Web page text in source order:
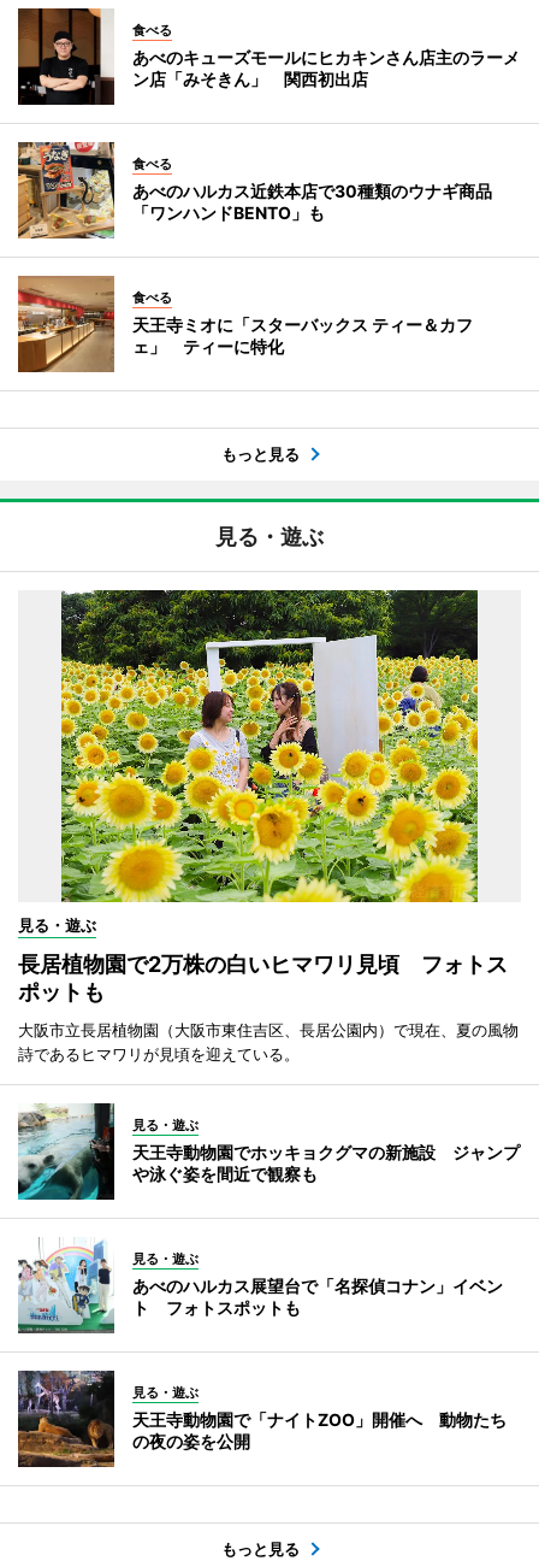
食べる
あべのキューズモールにヒカキンさん店主のラーメ
ン店「みそきん」 関西初出店
食べる
あべのハルカス近鉄本店で30種類のウナギ商品
「ワンハンドBENTO」も
食べる
天王寺ミオに「スターバックス ティー＆カフ
ェ」 ティーに特化
もっと見る
見る・遊ぶ
見る・遊ぶ
長居植物園で2万株の白いヒマワリ見頃 フォトス
ポットも
大阪市立長居植物園（大阪市東住吉区、長居公園内）で現在、夏の風物
詩であるヒマワリが見頃を迎えている。
見る・遊ぶ
天王寺動物園でホッキョクグマの新施設 ジャンプ
や泳ぐ姿を間近で観察も
見る・遊ぶ
あべのハルカス展望台で「名探偵コナン」イベン
ト フォトスポットも
見る・遊ぶ
天王寺動物園で「ナイトZOO」開催へ 動物たち
の夜の姿を公開
もっと見る